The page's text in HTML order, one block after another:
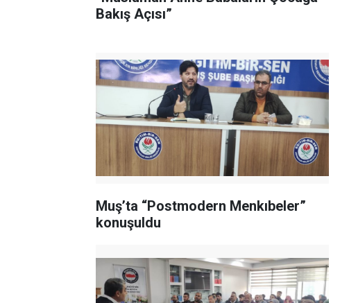
Bakış Açısı”
Muş’ta “Postmodern Menkıbeler”
konuşuldu